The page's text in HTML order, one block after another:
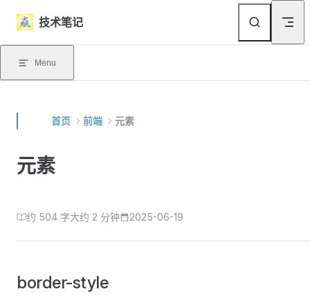
Skip to content
技术笔记
Menu
首页 前端 元素
元素
约 504 字大约 2 分钟 2025-06-19
border-style